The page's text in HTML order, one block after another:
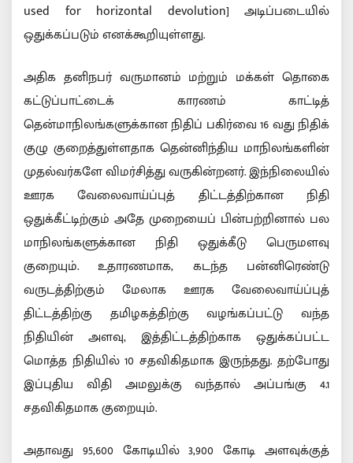
used for horizontal devolution] அடிப்படையில்
ஒதுக்கப்படும் எனக்கூறியுள்ளது.
அதிக தனிநபர் வருமானம் மற்றும் மக்கள் தொகை
கட்டுப்பாட்டைக் காரணம் காட்டித்
தென்மாநிலங்களுக்கான நிதிப் பகிர்வை 16 வது நிதிக்
குழு குறைத்துள்ளதாக தென்னிந்திய மாநிலங்களின்
முதல்வர்களே விமர்சித்து வருகின்றனர். இந்நிலையில்
ஊரக வேலைவாய்ப்புத் திட்டத்திற்கான நிதி
ஒதுக்கீட்டிற்கும் அதே முறையைப் பின்பற்றினால் பல
மாநிலங்களுக்கான நிதி ஒதுக்கீடு பெருமளவு
குறையும். உதாரணமாக, கடந்த பன்னிரெண்டு
வருடத்திற்கும் மேலாக ஊரக வேலைவாய்ப்புத்
திட்டத்திற்கு தமிழகத்திற்கு வழங்கப்பட்டு வந்த
நிதியின் அளவு, இத்திட்டத்திற்காக ஒதுக்கப்பட்ட
மொத்த நிதியில் 10 சதவிகிதமாக இருந்தது. தற்போது
இப்புதிய விதி அமலுக்கு வந்தால் அப்பங்கு 4.1
சதவிகிதமாக குறையும்.
அதாவது 95,600 கோடியில் 3,900 கோடி அளவுக்குத்